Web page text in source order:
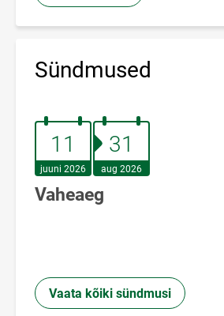
Sündmused
11.juuni 2026
11
juuni 2026
31.august 2026
31
aug 2026
Vaheaeg
Vaata kõiki sündmusi